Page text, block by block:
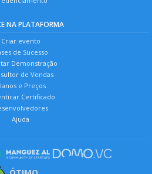
NA PLATAFORMA
Criar evento
de Sucesso
Demonstração
de Vendas
e Preços
Certificado
Ajuda